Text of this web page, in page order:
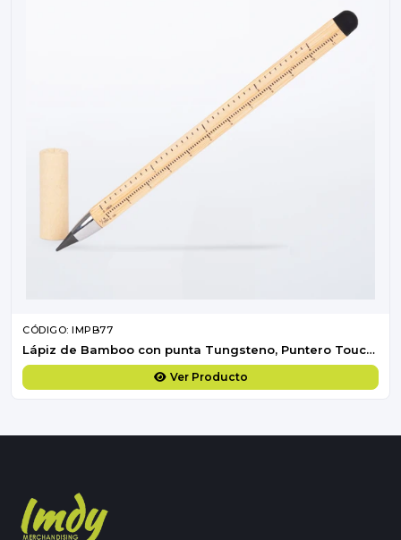
CÓDIGO: IMPB77
Lápiz de Bamboo con punta Tungsteno, Puntero Touch-Screen y regla de medir
Ver Producto